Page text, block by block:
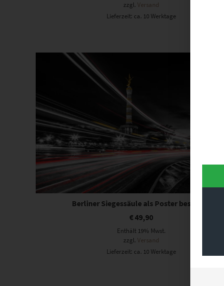
zzgl.Versand
Lieferzeit: ca. 10 Werktage
Berliner Siegessäule als Poster bestellen
€49,90
Enthält 19% Mwst.
zzgl.Versand
Lieferzeit: ca. 10 Werktage